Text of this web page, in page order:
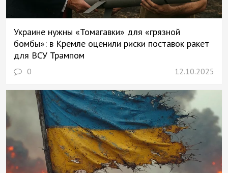
Украине нужны «Томагавки» для «грязной
бомбы»: в Кремле оценили риски поставок ракет
для ВСУ Трампом
0 12.10.2025